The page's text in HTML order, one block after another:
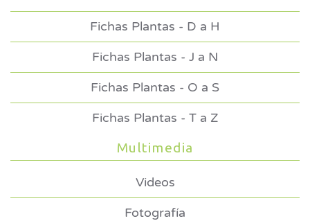
Fichas Plantas - D a H
Fichas Plantas - J a N
Fichas Plantas - O a S
Fichas Plantas - T a Z
Multimedia
Videos
Fotografía